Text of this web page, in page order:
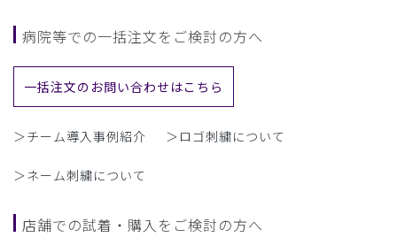
病院等での一括注文をご検討の方へ
一括注文のお問い合わせはこちら
＞チーム導入事例紹介 ＞ロゴ刺繍について
＞ネーム刺繍について
店舗での試着・購入をご検討の方へ